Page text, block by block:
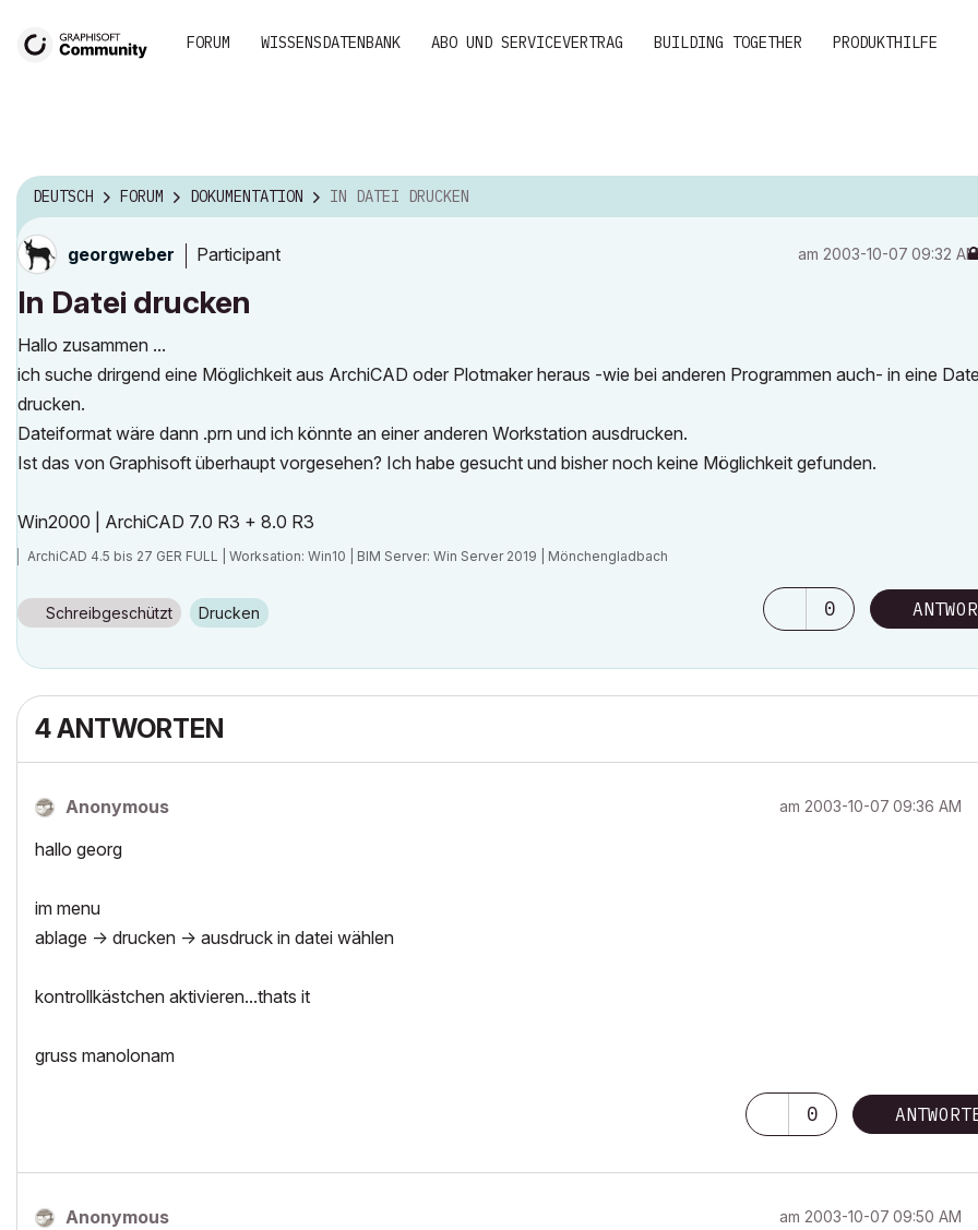
FORUM WISSENSDATENBANK ABO UND SERVICEVERTRAG BUILDING TOGETHER PRODUKTHILFE
DEUTSCH FORUM DOKUMENTATION IN DATEI DRUCKEN
georgweber Participant am ‎2003-10-07 09:32 AM
In Datei drucken
Hallo zusammen ...
ich suche drirgend eine Möglichkeit aus ArchiCAD oder Plotmaker heraus -wie bei anderen Programmen auch- in eine
drucken.
Dateiformat wäre dann .prn und ich könnte an einer anderen Workstation ausdrucken.
Ist das von Graphisoft überhaupt vorgesehen? Ich habe gesucht und bisher noch keine Möglichkeit gefunden.
Win2000 | ArchiCAD 7.0 R3 + 8.0 R3
ArchiCAD 4.5 bis 27 GER FULL | Worksation: Win10 | BIM Server: Win Server 2019 | Mönchengladbach
Schreibgeschützt Drucken 0
4 ANTWORTEN
Anonymous am ‎2003-10-07 09:36 AM
hallo georg
im menu
ablage -> drucken -> ausdruck in datei wählen
kontrollkästchen aktivieren...thats it
gruss manolonam
0
Anonymous am ‎2003-10-07 09:50 AM